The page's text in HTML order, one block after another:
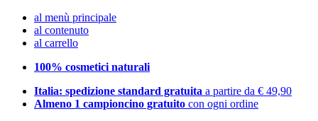
al menù principale
al contenuto
al carrello
100% cosmetici naturali
Italia: spedizione standard gratuita a partire da € 49,90
Almeno 1 campioncino gratuito con ogni ordine